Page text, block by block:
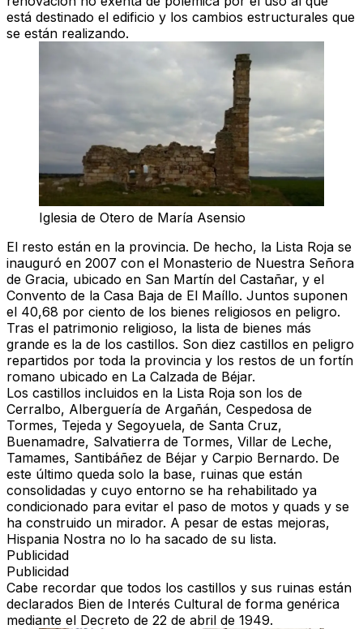
está destinado el edificio y los cambios estructurales que
se están realizando.
Iglesia de Otero de María Asensio
El resto están en la provincia. De hecho, la Lista Roja se
inauguró en 2007 con el Monasterio de Nuestra Señora
de Gracia, ubicado en San Martín del Castañar, y el
Convento de la Casa Baja de El Maíllo. Juntos suponen
el 40,68 por ciento de los bienes religiosos en peligro.
Tras el patrimonio religioso, la lista de bienes más
grande es la de los castillos. Son diez castillos en peligro
repartidos por toda la provincia y los restos de un fortín
romano ubicado en La Calzada de Béjar.
Los castillos incluidos en la Lista Roja son los de
Cerralbo, Alberguería de Argañán, Cespedosa de
Tormes, Tejeda y Segoyuela, de Santa Cruz,
Buenamadre, Salvatierra de Tormes, Villar de Leche,
Tamames, Santibáñez de Béjar y Carpio Bernardo. De
este último queda solo la base, ruinas que están
consolidadas y cuyo entorno se ha rehabilitado ya
condicionado para evitar el paso de motos y quads y se
ha construido un mirador. A pesar de estas mejoras,
Hispania Nostra no lo ha sacado de su lista.
Publicidad
Publicidad
Cabe recordar que todos los castillos y sus ruinas están
declarados Bien de Interés Cultural de forma genérica
mediante el Decreto de 22 de abril de 1949.